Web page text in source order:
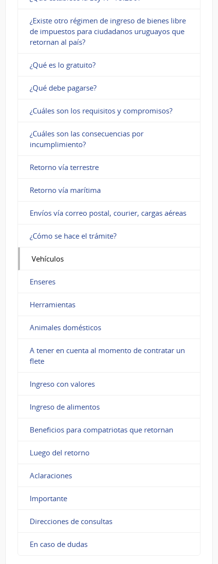
¿Existe otro régimen de ingreso de bienes libre
de impuestos para ciudadanos uruguayos que
retornan al país?
¿Qué es lo gratuito?
¿Qué debe pagarse?
¿Cuáles son los requisitos y compromisos?
¿Cuáles son las consecuencias por
incumplimiento?
Retorno vía terrestre
Retorno vía marítima
Envíos vía correo postal, courier, cargas aéreas
¿Cómo se hace el trámite?
Vehículos
Enseres
Herramientas
Animales domésticos
A tener en cuenta al momento de contratar un
flete
Ingreso con valores
Ingreso de alimentos
Beneficios para compatriotas que retornan
Luego del retorno
Aclaraciones
Importante
Direcciones de consultas
En caso de dudas